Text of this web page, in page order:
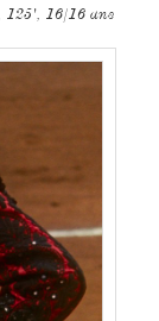
16/16 ans